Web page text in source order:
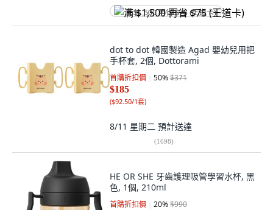
满 $1,500 再省 $75 (王道卡)
dot to dot 韓國製造 Agad 嬰幼兒用把
手杯套, 2個, Dottorami
首購折扣價 50%$371
$185
($92.50/1套)
8/11 星期二 預計送達
(1698)
HE OR SHE 牙齒護理吸管學習水杯, 黑
色, 1個, 210ml
首購折扣價 20%$990